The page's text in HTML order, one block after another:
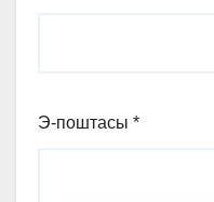
Э-поштасы *